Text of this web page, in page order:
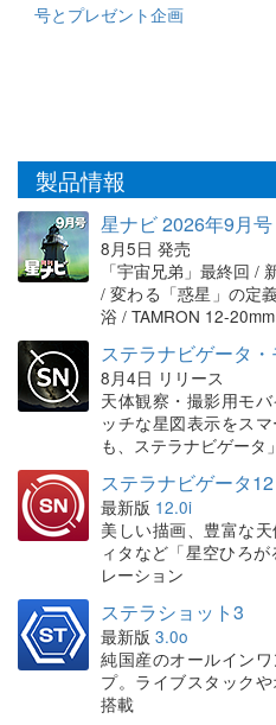
号とプレゼント企画
製品情報
星ナビ 2026年9月号
8月5日 発売
「宇宙兄弟」最終回 /
/ 変わる「惑星」の定
浴 / TAMRON 12-
ステラナビゲータ
8月4日 リリース
天体観察・撮影用モ
ッチな星図表示をス
も、ステラナビゲータ」
ステラナビゲータ12
最新版 12.0i
美しい描画、豊富な
ィタなど「星空ひろ
レーション
ステラショット3
最新版 3.0o
純国産のオールイン
プ。ライブスタック
搭載